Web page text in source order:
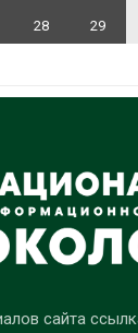
28 29
сайта